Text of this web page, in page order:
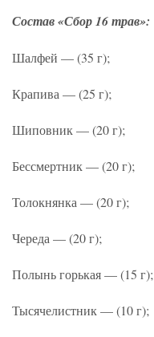
Состав «Сбор 16 трав»:
Шалфей — (35 г);
Крапива — (25 г);
Шиповник — (20 г);
Бессмертник — (20 г);
Толокнянка — (20 г);
Череда — (20 г);
Полынь горькая — (15 г);
Тысячелистник — (10 г);